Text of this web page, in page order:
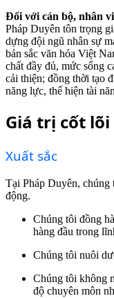
Đối với cán bộ, nhân
Pháp Duyên tôn trọng
dựng đội ngũ nhân sự
bản sắc văn hóa Việt
chất đầy đủ, mức sống
cải thiện; đồng thời tạo
năng lực, thể hiện tài
Giá trị cốt lõi
Xuất sắc
Tại Pháp Duyên, chúng
động.
Chúng tôi đồng
hàng đầu trong
Chúng tôi nuôi
Chúng tôi không
độ chuyên môn